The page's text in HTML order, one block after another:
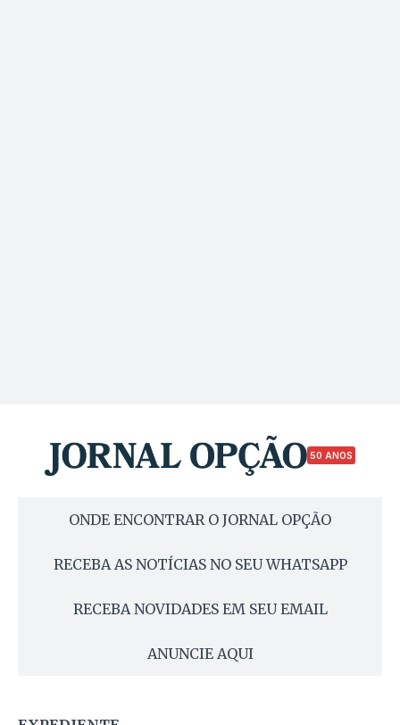
50 ANOS
ONDE ENCONTRAR O JORNAL OPÇÃO
RECEBA AS NOTÍCIAS NO SEU WHATSAPP
RECEBA NOVIDADES EM SEU EMAIL
ANUNCIE AQUI